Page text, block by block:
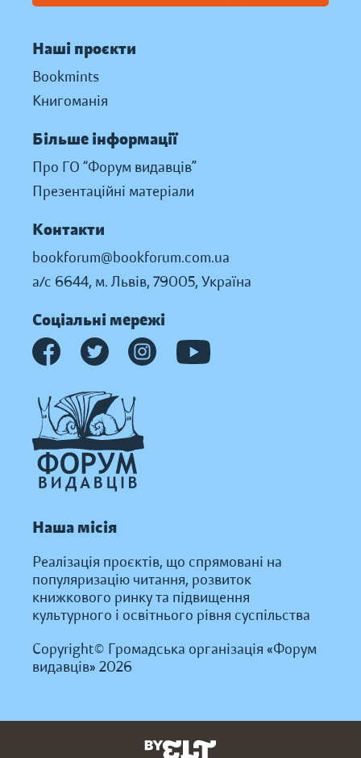
Наші проєкти
Bookmints
Книгоманія
Більше інформації
Про ГО “Форум видавців”
Презентаційні матеріали
Контакти
bookforum@bookforum.com.ua
а/с 6644, м. Львів, 79005, Україна
Соціальні мережі
Наша місія
Реалізація проєктів, що спрямовані на
популяризацію читання, розвиток
книжкового ринку та підвищення
культурного і освітнього рівня суспільства
Copyright© Громадська організація «Форум
видавців» 2026